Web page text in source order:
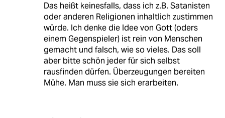
Das heißt keinesfalls, dass ich z.B. Satanisten
oder anderen Religionen inhaltlich zustimmen
würde. Ich denke die Idee von Gott (oders
einem Gegenspieler) ist rein von Menschen
gemacht und falsch, wie so vieles. Das soll
aber bitte schön jeder für sich selbst
rausfinden dürfen. Überzeugungen bereiten
Mühe. Man muss sie sich erarbeiten.